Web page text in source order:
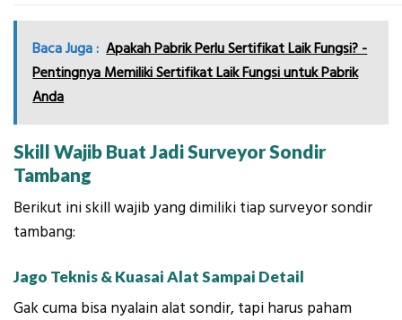
Baca Juga : Apakah Pabrik Perlu Sertifikat Laik Fungsi? -
Pentingnya Memiliki Sertifikat Laik Fungsi untuk Pabrik
Anda
Skill Wajib Buat Jadi Surveyor Sondir
Tambang
Berikut ini skill wajib yang dimiliki tiap surveyor sondir
tambang:
Jago Teknis & Kuasai Alat Sampai Detail
Gak cuma bisa nyalain alat sondir, tapi harus paham